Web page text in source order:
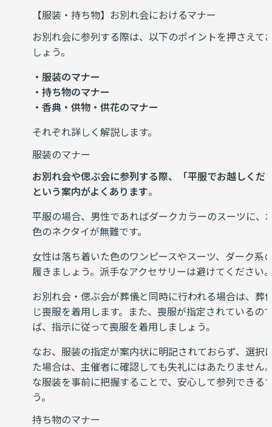
【服装・持ち物】お別れ会におけるマナー
お別れ会に参列する際は、以下のポイントを押さえて
しょう。
・服装のマナー
・持ち物のマナー
・香典・供物・供花のマナー
それぞれ詳しく解説します。
服装のマナー
お別れ会や偲ぶ会に参列する際、「平服でお越しくだ
という案内がよくあります。
平服の場合、男性であればダークカラーのスーツに、
色のネクタイが無難です。
女性は落ち着いた色のワンピースやスーツ、ダーク系
履きましょう。派手なアクセサリーは避けてください
お別れ会・偲ぶ会が葬儀と同時に行われる場合は、葬
じ喪服を着用します。また、喪服が指定されているの
ば、指示に従って喪服を着用しましょう。
なお、服装の指定が案内状に明記されておらず、選択
た場合は、主催者に確認しても失礼にはあたりません
な服装を事前に把握することで、安心して参列できる
う。
持ち物のマナー